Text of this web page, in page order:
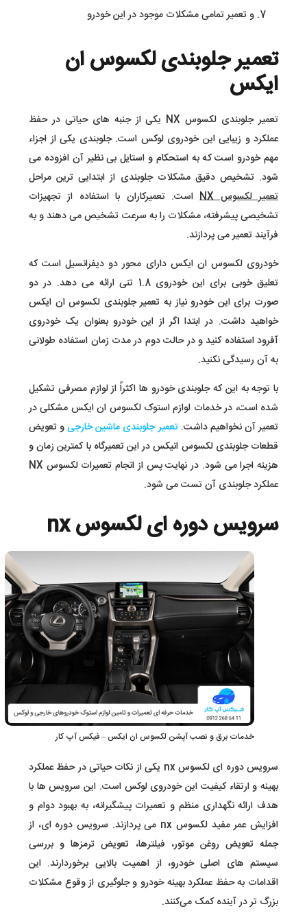
و تعمیر تمامی مشکلات موجود در این خودرو
تعمیر جلوبندی لکسوس ان
ایکس
تعمیر جلوبندی لکسوس NX یکی از جنبه های حیاتی در حفظ
عملکرد و زیبایی این خودروی لوکس است. جلوبندی یکی از اجزاء
مهم خودرو است که به استحکام و استایل بی نظیر آن افزوده می
شود. تشخیص دقیق مشکلات جلوبندی از ابتدایی ترین مراحل
تعمیر لکسوس NX
است. تعمیرکاران با استفاده از تجهیزات
تشخیصی پیشرفته، مشکلات را به سرعت تشخیص می دهند و به
فرآیند تعمیر می پردازند.
خودروی لکسوس ان ایکس دارای محور دو دیفرانسیل است که
تعلیق خوبی برای این خودروی 1.8 تنی ارائه می دهد. در دو
صورت برای این خودرو نیاز به تعمیر جلوبندی لکسوس ان ایکس
خواهید داشت. در ابتدا اگر از این خودرو بعنوان یک خودروی
آفرود استفاده کنید و در حالت دوم در مدت زمان استفاده طولانی
به آن رسیدگی نکنید.
با توجه به این که جلوبندی خودرو ها اکثراً از لوازم مصرفی تشکیل
شده است، در خدمات لوازم استوک لکسوس ان ایکس مشکلی در
تعمیر آن نخواهیم داشت.تعمیر جلوبندی ماشین خارجیو تعویض
قطعات جلوبندی لکسوس انیکس در این تعمیرگاه با کمترین زمان و
هزینه اجرا می شود. در نهایت پس از انجام تعمیرات لکسوس NX
عملکرد جلوبندی آن تست می شود.
سرویس دوره ای لکسوس nx
خدمات برق و نصب آپشن لکسوس ان ایکس – فیکس آپ کار
سرویس دوره ای لکسوس nx یکی از نکات حیاتی در حفظ عملکرد
بهینه و ارتقاء کیفیت این خودروی لوکس است. این سرویس ها با
هدف ارائه نگهداری منظم و تعمیرات پیشگیرانه، به بهبود دوام و
افزایش عمر مفید لکسوس nx می پردازند. سرویس دوره‌ ای، از
جمله تعویض روغن موتور، فیلترها، تعویض ترمزها و بررسی
سیستم های اصلی خودرو، از اهمیت بالایی برخوردارند. این
اقدامات به حفظ عملکرد بهینه خودرو و جلوگیری از وقوع مشکلات
بزرگ تر در آینده کمک می‌کنند.